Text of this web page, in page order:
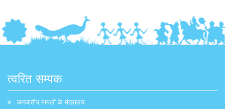
त्वरित सम्पक
जनजातीय मामलों के मंत्रालय